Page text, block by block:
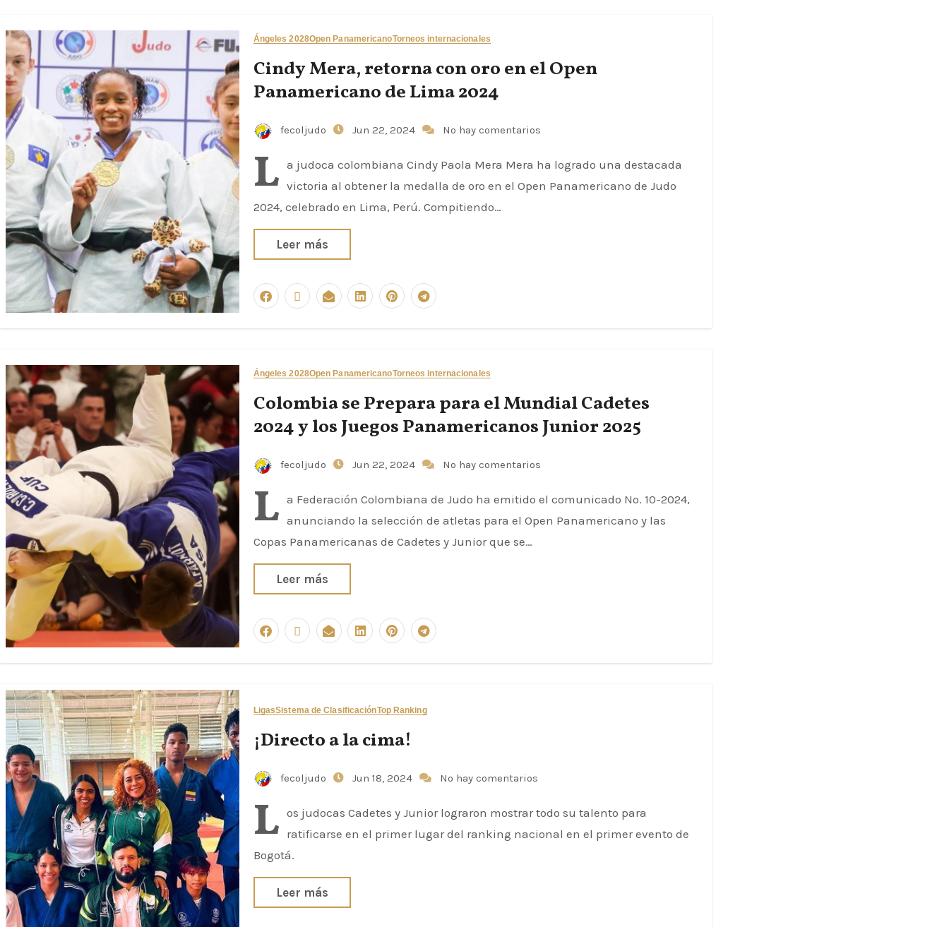
Ángeles 2028Open PanamericanoTorneos internacionales
Cindy Mera, retorna con oro en el Open
Panamericano de Lima 2024
fecoljudo Jun 22, 2024 No hay comentarios
L a judoca colombiana Cindy Paola Mera Mera ha logrado una destacada
victoria al obtener la medalla de oro en el Open Panamericano de Judo
2024, celebrado en Lima, Perú. Compitiendo…
Leer más
Ángeles 2028Open PanamericanoTorneos internacionales
Colombia se Prepara para el Mundial Cadetes
2024 y los Juegos Panamericanos Junior 2025
fecoljudo Jun 22, 2024 No hay comentarios
L a Federación Colombiana de Judo ha emitido el comunicado No. 10-2024,
anunciando la selección de atletas para el Open Panamericano y las
Copas Panamericanas de Cadetes y Junior que se…
Leer más
LigasSistema de ClasificaciónTop Ranking
¡Directo a la cima!
fecoljudo Jun 18, 2024 No hay comentarios
L os judocas Cadetes y Junior lograron mostrar todo su talento para
ratificarse en el primer lugar del ranking nacional en el primer evento de
Bogotá.
Leer más